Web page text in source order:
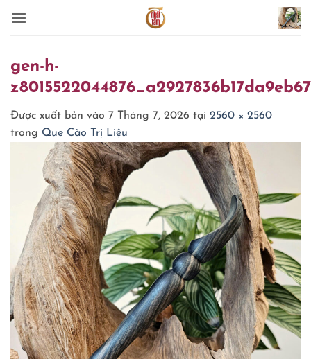
qua
gen-h-
Được xuất bản vào 7 Tháng 7, 2026 tại 2560 × 2560
trong Que Cào Trị Liệu